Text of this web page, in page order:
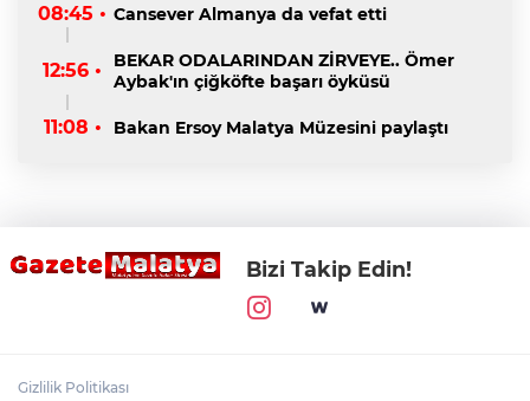
08:45 • Cansever Almanya da vefat etti
12:56 •
BEKAR ODALARINDAN ZİRVEYE.. Ömer
Aybak'ın çiğköfte başarı öyküsü
11:08 • Bakan Ersoy Malatya Müzesini paylaştı
Bizi Takip Edin!
Gizlilik Politikası